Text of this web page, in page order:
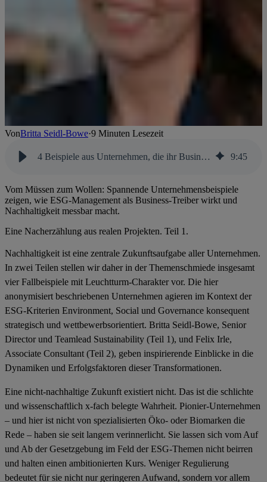
VonBritta Seidl-Bowe·9 Minuten Lesezeit
4 Beispiele aus Unternehmen, die ihr Business erfolgreich transformieren 9:45
Vom Müssen zum Wollen: Spannende Unternehmensbeispiele
zeigen, wie ESG-Management als Business-Treiber wirkt und
Nachhaltigkeit messbar macht.
Eine Nacherzählung aus realen Projekten. Teil 1.
Nachhaltigkeit ist eine zentrale Zukunftsaufgabe aller Unternehmen.
In zwei Teilen stellen wir daher in der Themenschmiede insgesamt
vier Fallbeispiele mit Leuchtturm-Charakter vor. Die hier
anonymisiert beschriebenen Unternehmen agieren im Kontext der
ESG-Kriterien Environment, Social und Governance konsequent
strategisch und wettbewerbsorientiert. Britta Seidl-Bowe, Senior
Director und Teamlead Sustainability (Teil 1), und Felix Irle,
Associate Consultant (Teil 2), geben inspirierende Einblicke in die
Dynamiken und Erfolgsfaktoren dieser Transformationen.
Eine nicht-nachhaltige Zukunft existiert nicht. Das ist die schlichte
und wissenschaftlich x-fach belegte Wahrheit. Pionier-Unternehmen
– und hier ist nicht von spezialisierten Öko- oder Biomarken die
Rede – haben sie seit langem verinnerlicht. Sie lassen sich vom Auf
und Ab der Gesetzgebung im Feld der ESG-Themen nicht beirren
und halten einen ambitionierten Kurs. Weniger Regulierung
bedeutet für sie nicht nur geringeren Aufwand, sondern vor allem